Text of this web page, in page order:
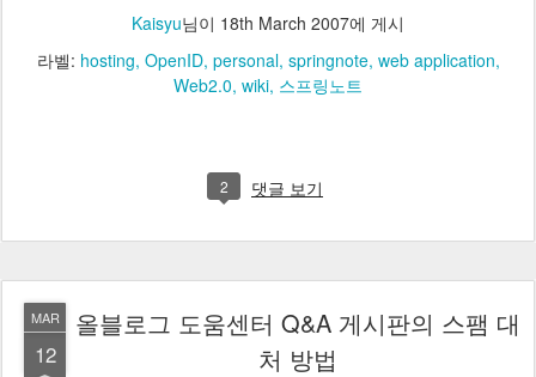
Kaisyu님이 18th March 2007에 게시
라벨: hosting OpenID personal springnote web application
Web2.0 wiki 스프링노트
2 댓글 보기
MAR
12
올블로그 도움센터 Q&A 게시판의 스팸 대
처 방법